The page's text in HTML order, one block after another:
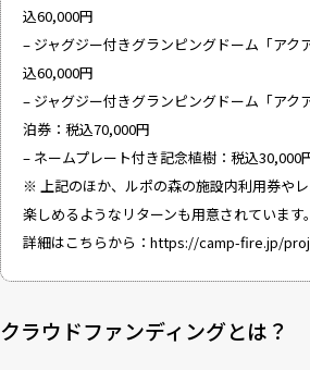
込60,000円
– ジャグジー付きグランピングドーム「アク
込60,000円
– ジャグジー付きグランピングドーム「アク
泊券：税込70,000円
– ネームプレート付き記念植樹：税込30,000
※ 上記のほか、ルポの森の施設内利用券や
楽しめるようなリターンも用意されています。
詳細はこちらから： https://camp-fire.jp/
クラウドファンディングとは？